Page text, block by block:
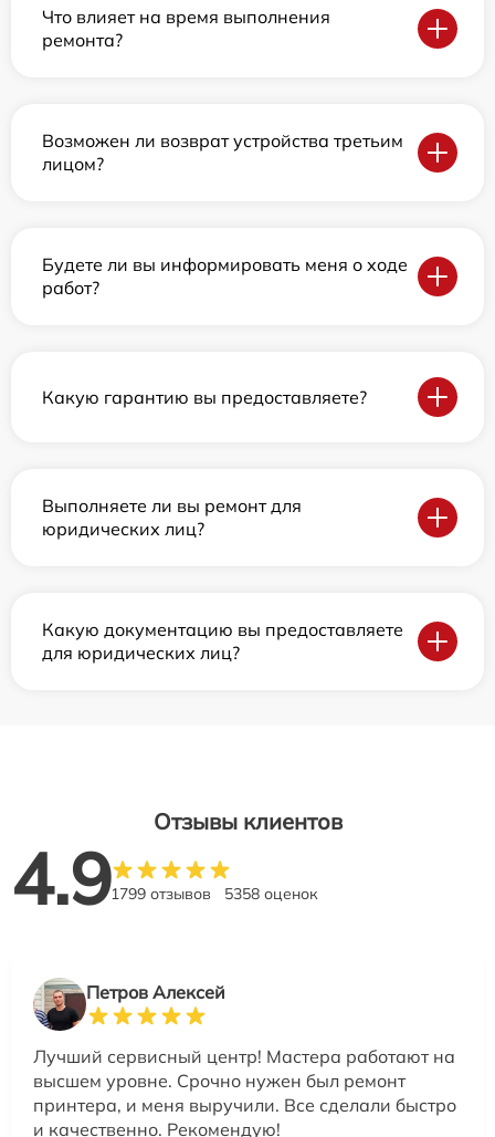
Что влияет на время выполнения
ремонта?
Возможен ли возврат устройства третьим
лицом?
Будете ли вы информировать меня о ходе
работ?
Какую гарантию вы предоставляете?
Выполняете ли вы ремонт для
юридических лиц?
Какую документацию вы предоставляете
для юридических лиц?
Отзывы клиентов
4.91799 отзывов 5358 оценок
Петров Алексей
Лучший сервисный центр! Мастера работают на
высшем уровне. Срочно нужен был ремонт
принтера, и меня выручили. Все сделали быстро
и качественно. Рекомендую!